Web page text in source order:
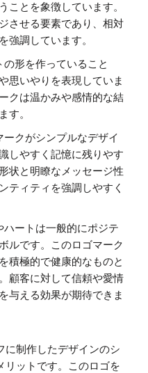
ことを象徴しています。
させる要素であり、相対
強調しています。
形を作っていること
思いやりを表現していま
クは温かみや感情的な結
す。
クがシンプルなデザイ
しやすく記憶に残りやす
状と明瞭なメッセージ性
ティティを強調しやすく
ートは一般的にポジテ
ルです。このロゴマーク
積極的で健康的なものと
顧客に対して信頼や愛情
与える効果が期待できま
に制作したデザインのシ
リットです。このロゴを